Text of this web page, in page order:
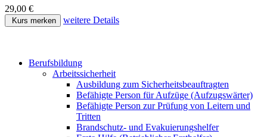
29,00 €
Kurs merken weitere Details
Berufsbildung
Arbeitssicherheit
Ausbildung zum Sicherheitsbeauftragten
Befähigte Person für Aufzüge (Aufzugswärter)
Befähigte Person zur Prüfung von Leitern und
Tritten
Brandschutz- und Evakuierungshelfer